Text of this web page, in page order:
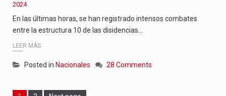
2024
En las últimas horas, se han registrado intensos combates
entre la estructura 10 de las disidencias…
LEER MÁS
Posted in Nacionales 28 Comments
Page